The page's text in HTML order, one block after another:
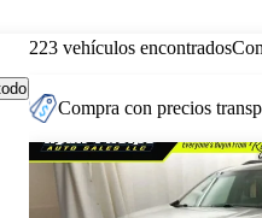
223 vehículos encontrados
Compra con precios